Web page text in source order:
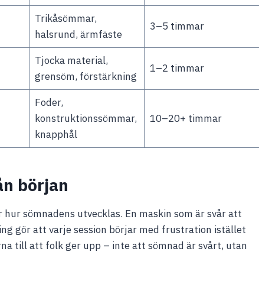
Trikåsömmar,
halsrund, ärmfäste
3–5 timmar
Tjocka material,
grensöm, förstärkning
1–2 timmar
Foder,
konstruktionssömmar,
knapphål
10–20+ timmar
början
sömnadens utvecklas. En maskin som är svår att
gör att varje session börjar med frustration istället
till att folk ger upp – inte att sömnad är svårt, utan